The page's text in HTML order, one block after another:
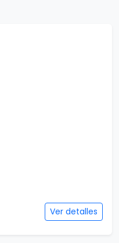
Ver detalles